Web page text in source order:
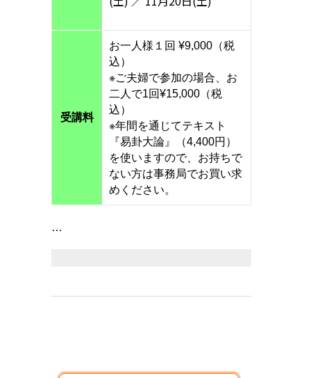
受講料
お一人様１回 ¥9,000（税
込）
※ご夫婦で参加の場合、お
二人で1回¥15,000（税
込）
※年間を通じてテキスト
『易卦大論』（4,400円）
を使いますので、お持ちで
ない方は事務局でお買い求
めください。
…